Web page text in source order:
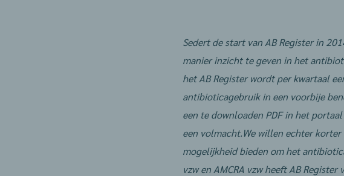
Sedert de start van AB Register in
manier inzicht te geven in het
het AB Register wordt per kwartaal
antibioticagebruik in een voorbije
een te downloaden PDF in het
een volmacht.We willen echter
mogelijkheid bieden om het
vzw en AMCRA vzw heeft AB